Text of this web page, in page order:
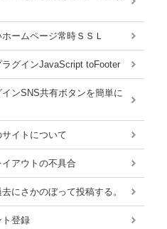
ームページ常時ＳＳＬ
グインJavaScript toFooter
ンSNS共有ボタンを簡単に
イトについて
アウトの不具合
にさかのぼって投稿する。
ト登録